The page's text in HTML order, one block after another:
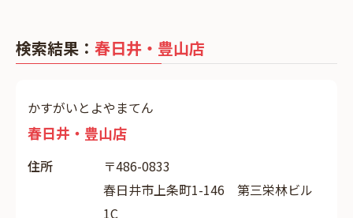
検索結果： 春日井・豊山店
かすがいとよやまてん
春日井・豊山店
住所
〒486-0833
春日井市上条町1-146 第三栄林ビル
1C